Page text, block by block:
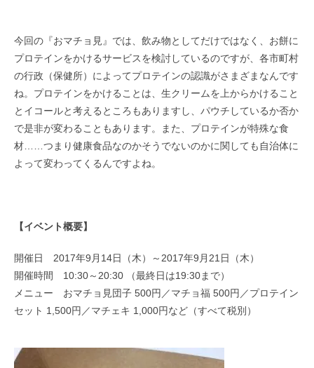
今回の『おマチョ見』では、飲み物としてだけではなく、お餅に
プロテインをかけるサービスを検討しているのですが、各市町村
の行政（保健所）によってプロテインの認識がさまざまなんです
ね。プロテインをかけることは、生クリームを上からかけること
とイコールと考えるところもありますし、パウチしているか否か
で是非が変わることもあります。また、プロテインが特殊な食
材……つまり健康食品なのかそうでないのかに関しても自治体に
よって変わってくるんですよね。
【イベント概要】
開催日 2017年9月14日（木）～2017年9月21日（木）
開催時間 10:30～20:30 （最終日は19:30まで）
メニュー おマチョ見団子 500円／マチョ福 500円／プロテイン
セット 1,500円／マチェキ 1,000円など（すべて税別）